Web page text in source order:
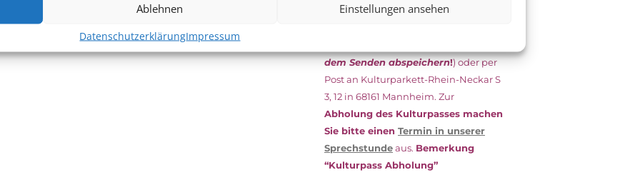
Ablehnen Einstellungen ansehen
DatenschutzerklärungImpressum
das Kulturparkett zurück: Per E-Mail
dem Senden abspeichern!) oder per
Post an Kulturparkett-Rhein-Neckar S
3, 12 in 68161 Mannheim. Zur
Abholung des Kulturpasses machen
Sie bitte einen Termin in unserer
Sprechstundeaus. Bemerkung
“Kulturpass Abholung”